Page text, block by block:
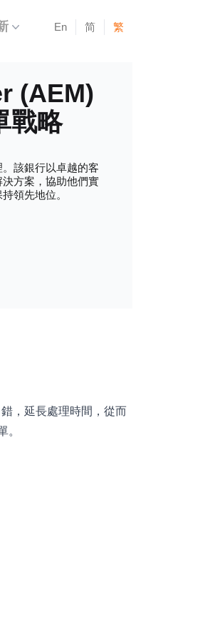
En 简 繁
(AEM)
戰略
該銀行以卓越的客
方案，協助他們實
領先地位。
，延長處理時間，從而
。